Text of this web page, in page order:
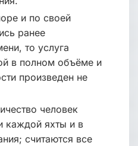
и по своей
ранее
то услуга
в полном объёме и
произведен не
человек
каждой яхты и в
считаются все